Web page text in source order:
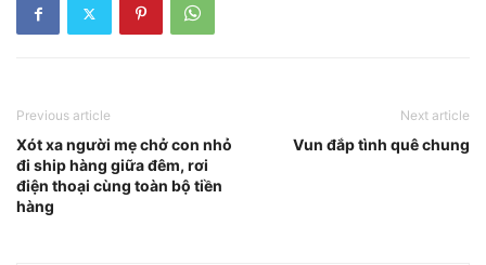
Previous article
Xót xa người mẹ chở con nhỏ
đi ship hàng giữa đêm, rơi
điện thoại cùng toàn bộ tiền
hàng
Next article
Vun đắp tình quê chung